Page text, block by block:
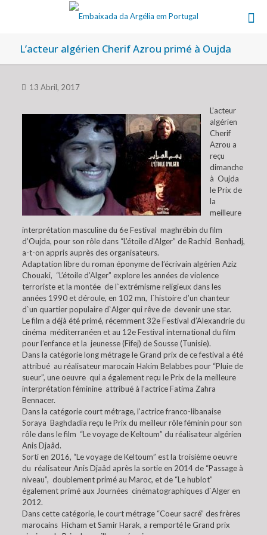
L’acteur algérien Cherif Azrou primé à Oujda
13 Abril, 2017
L’acteur
algérien
Cherif
Azrou a
reçu
dimanche
à Oujda
le Prix de
la
meilleure
interprétation masculine du 6e Festival maghrébin du film
d’Oujda, pour son rôle dans “L’étoile d’Alger” de Rachid Benhadj,
a-t-on appris auprès des organisateurs.
Adaptation libre du roman éponyme de l’écrivain algérien Aziz
Chouaki, “L’étoile d’Alger” explore les années de violence
terroriste et la montée de l`extrémisme religieux dans les
années 1990 et déroule, en 102 mn, l`histoire d’un chanteur
d`un quartier populaire d`Alger qui rêve de devenir une star.
Le film a déjà été primé, récemment 32e Festival d’Alexandrie du
cinéma méditerranéen et au 12e Festival international du film
pour l’enfance et la jeunesse (Fifej) de Sousse (Tunisie).
Dans la catégorie long métrage le Grand prix de ce festival a été
attribué au réalisateur marocain Hakim Belabbes pour “Pluie de
sueur”, une oeuvre qui a également reçu le Prix de la meilleure
interprétation féminine attribué à l’actrice Fatima Zahra
Bennacer.
Dans la catégorie court métrage, l’actrice franco-libanaise
Soraya Baghdadia reçu le Prix du meilleur rôle féminin pour son
rôle dans le film “Le voyage de Keltoum” du réalisateur algérien
Anis Djaâd.
Sorti en 2016, “Le voyage de Keltoum” est la troisième oeuvre
du réalisateur Anis Djaâd après la sortie en 2014 de “Passage à
niveau”, doublement primé au Maroc, et de “Le hublot”
également primé aux Journées cinématographiques d`Alger en
2012.
Dans cette catégorie, le court métrage “Coeur sacré” des frères
marocains Hicham et Samir Harak, a remporté le Grand prix